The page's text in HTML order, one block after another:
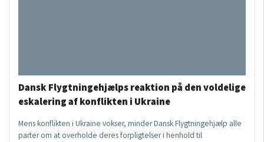
Dansk Flygtningehjælps reaktion på den voldelige
eskalering af konflikten i Ukraine
Mens konflikten i Ukraine vokser, minder Dansk Flygtningehjælp alle
parter om at overholde deres forpligtelser i henhold til